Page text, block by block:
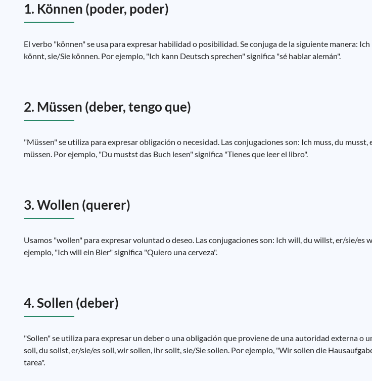
1. Können (poder, poder)
El verbo "können" se usa para expresar habilidad o posibilidad. Se conjuga de la siguiente manera:
könnt, sie/Sie können. Por ejemplo, "Ich kann Deutsch sprechen" significa "sé hablar alemán".
2. Müssen (deber, tengo que)
"Müssen" se utiliza para expresar obligación o necesidad. Las conjugaciones son: Ich muss, du
müssen. Por ejemplo, "Du mustst das Buch lesen" significa "Tienes que leer el libro".
3. Wollen (querer)
Usamos "wollen" para expresar voluntad o deseo. Las conjugaciones son: Ich will, du willst, er/sie/
ejemplo, "Ich will ein Bier" significa "Quiero una cerveza".
4. Sollen (deber)
"Sollen" se utiliza para expresar un deber o una obligación que proviene de una autoridad externa o
soll, du sollst, er/sie/es soll, wir sollen, ihr sollt, sie/Sie sollen. Por ejemplo, "Wir sollen die
tarea".